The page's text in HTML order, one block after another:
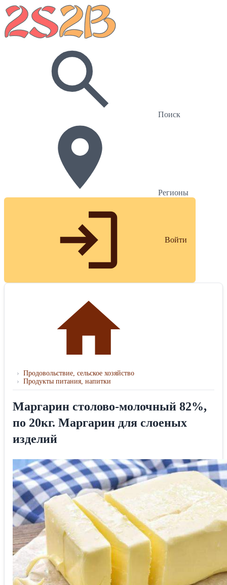
Поиск
Регионы
Войти
› Продовольствие, сельское хозяйство
› Продукты питания, напитки
Маргарин столово-молочный 82%,
по 20кг. Маргарин для слоеных
изделий